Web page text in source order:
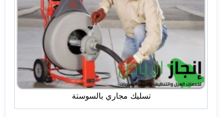
تسليك مجاري بالسوستة